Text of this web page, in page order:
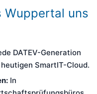
Wuppertal uns
DATEV-Generation
SmartIT-Cloud.
In